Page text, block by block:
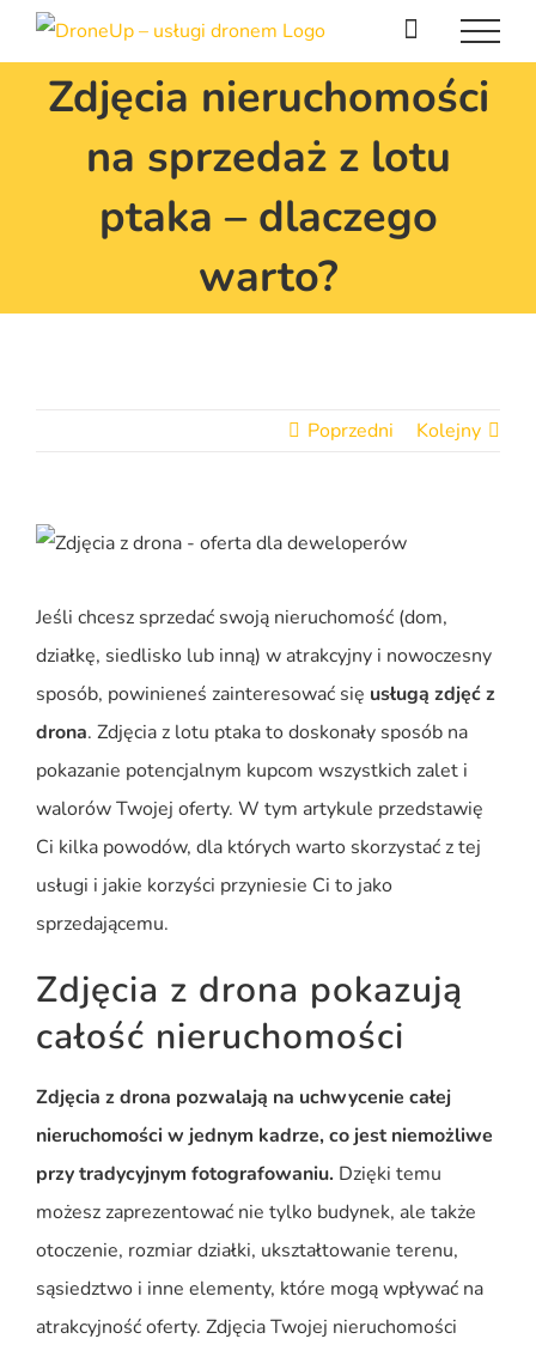
Przejdź
do
zawartościZdjęcia nieruchomości
na sprzedaż z lotu
ptaka – dlaczego
warto?
Poprzedni Kolejny
Jeśli chcesz sprzedać swoją nieruchomość (dom,
działkę, siedlisko lub inną) w atrakcyjny i nowoczesny
sposób, powinieneś zainteresować się usługą zdjęć z
drona. Zdjęcia z lotu ptaka to doskonały sposób na
pokazanie potencjalnym kupcom wszystkich zalet i
walorów Twojej oferty. W tym artykule przedstawię
Ci kilka powodów, dla których warto skorzystać z tej
usługi i jakie korzyści przyniesie Ci to jako
sprzedającemu.
Zdjęcia z drona pokazują
całość nieruchomości
Zdjęcia z drona pozwalają na uchwycenie całej
nieruchomości w jednym kadrze, co jest niemożliwe
przy tradycyjnym fotografowaniu. Dzięki temu
możesz zaprezentować nie tylko budynek, ale także
otoczenie, rozmiar działki, ukształtowanie terenu,
sąsiedztwo i inne elementy, które mogą wpływać na
atrakcyjność oferty. Zdjęcia Twojej nieruchomości